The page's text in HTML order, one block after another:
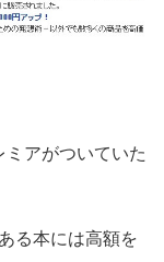
アがついていた
る本には高額を